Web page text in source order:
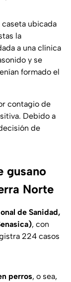
ubicada
la
a una clínica
y se
formado el
contagio de
Debido a
de
gusano
Norte
de Sanidad,
, con
224 casos
perros, o sea,